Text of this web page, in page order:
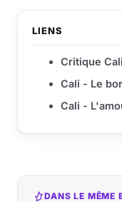
LIENS
Critique
Cali - Le
Cali -
DANS LE MÊME